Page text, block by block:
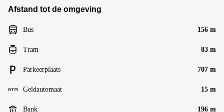
Afstand tot de omgeving
Bus 156 m
Tram 83 m
Parkeerplaats 707 m
Geldautomaat 15 m
Bank 196 m